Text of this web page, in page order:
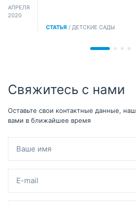
АПРЕЛЯ
2020
СТАТЬЯ / ДЕТСКИЕ САДЫ
Свяжитесь с нами
Оставьте свои контактные данные,
вами в ближайшее время